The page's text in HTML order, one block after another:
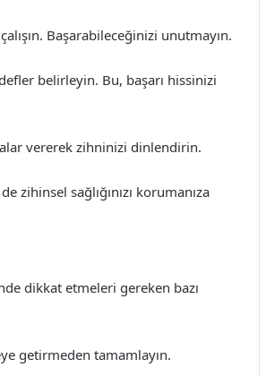
Başarabileceğinizi unutmayın.
belirleyin. Bu, başarı hissinizi
vererek zihninizi dinlendirin.
sağlığınızı korumanıza
dikkat etmeleri gereken bazı
getirmeden tamamlayın.